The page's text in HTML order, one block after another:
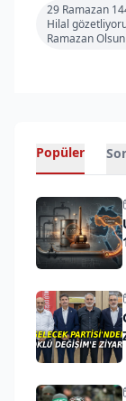
29 Ramazan
Hilal
Ramazan
Popüler